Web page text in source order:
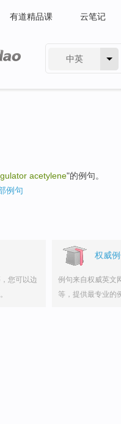
有道精品课 云笔记
中英
acetylene"的例句。
例句
您可以边
权威
例句来自权威英文
等，提供最专业的